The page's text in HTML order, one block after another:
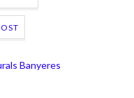
Banyeres